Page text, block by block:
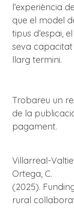
l’experiència
que el model
tipus d’espai,
seva capacitat
llarg termini.
Trobareu un
de la
pagament.
Villarreal-
Ortega, C.
(2025).
rural